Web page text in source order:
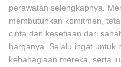
perawatan selengkapnya.
membutuhkan komitmen,
cinta dan kesetiaan dari
harganya. Selalu ingat untuk
kebahagiaan mereka, serta